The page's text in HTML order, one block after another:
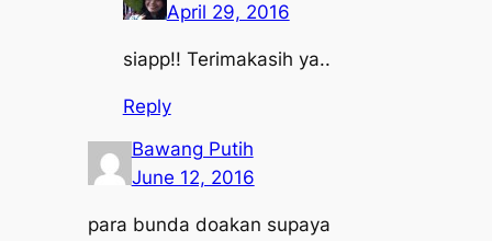
April 29, 2016
siapp!! Terimakasih ya..
Reply
Bawang Putih
June 12, 2016
para bunda doakan supaya